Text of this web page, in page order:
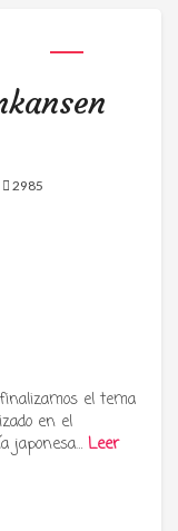
2985
el tema
en el
japonesa… Leer